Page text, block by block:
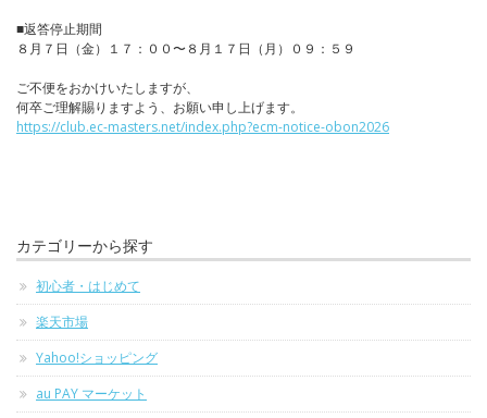
■返答停止期間
８月７日（金）１７：００〜８月１７日（月）０９：５９
ご不便をおかけいたしますが、
何卒ご理解賜りますよう、お願い申し上げます。
https://club.ec-masters.net/index.php?ecm-notice-obon2026
カテゴリーから探す
初心者・はじめて
楽天市場
Yahoo!ショッピング
au PAY マーケット